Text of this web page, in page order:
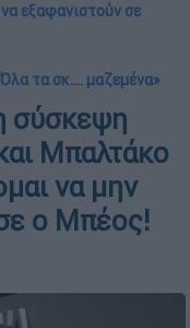
εξαφανιστούν σε
τα σκ.... μαζεμένα»
σύσκεψη
Μπαλτάκο
να μην
ο Μπέος!